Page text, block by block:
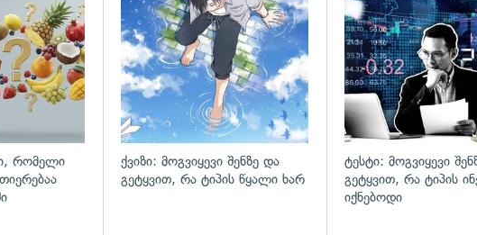
რომელი
ქვიზი: მოგვიყევი შენზე და
გეტყვით, რა ტიპის წყალი ხარ
ტესტი: მოგვიყევი
გეტყვით, რა ტიპის
იქნებოდი